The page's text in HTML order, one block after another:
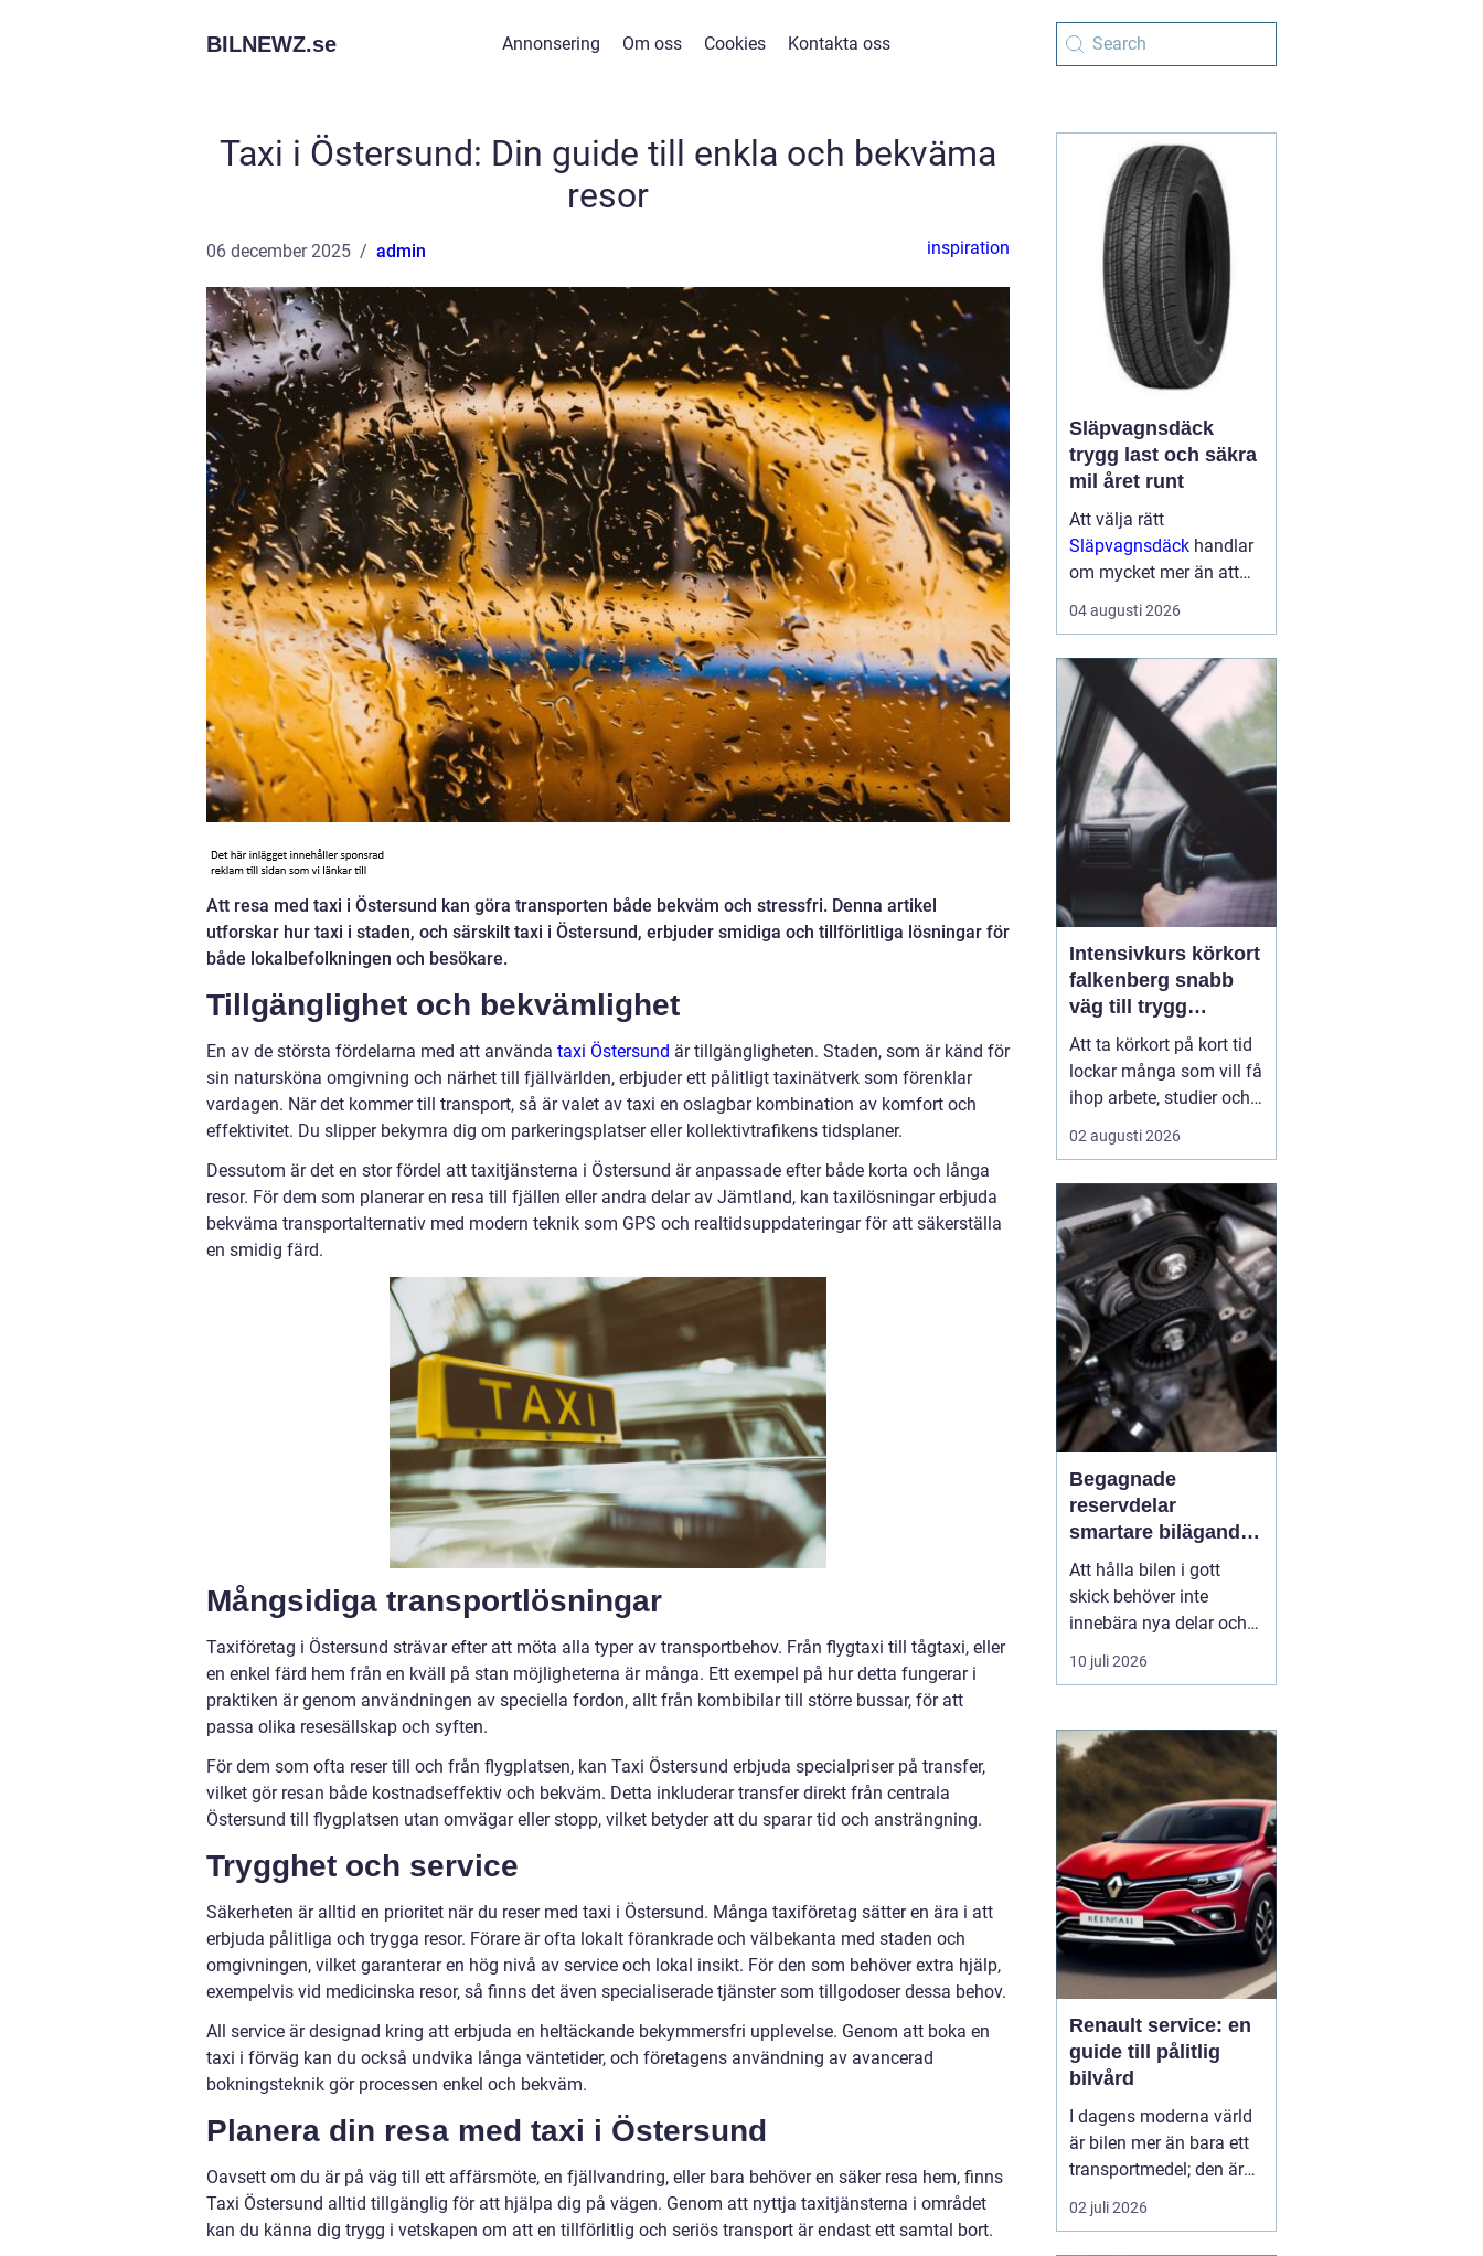
BILNEWZ.se Annonsering Om oss Cookies Kontakta oss
Taxi i Östersund: Din guide till enkla och bekväma
resor
06 december 2025 admin inspiration
Att resa med taxi i Östersund kan göra transporten både bekväm och stressfri. Denna artikel
utforskar hur taxi i staden, och särskilt taxi i Östersund, erbjuder smidiga och tillförlitliga lösningar för
både lokalbefolkningen och besökare.
Tillgänglighet och bekvämlighet
En av de största fördelarna med att använda taxi Östersund är tillgängligheten. Staden, som är känd för
sin natursköna omgivning och närhet till fjällvärlden, erbjuder ett pålitligt taxinätverk som förenklar
vardagen. När det kommer till transport, så är valet av taxi en oslagbar kombination av komfort och
effektivitet. Du slipper bekymra dig om parkeringsplatser eller kollektivtrafikens tidsplaner.
Dessutom är det en stor fördel att taxitjänsterna i Östersund är anpassade efter både korta och långa
resor. För dem som planerar en resa till fjällen eller andra delar av Jämtland, kan taxilösningar erbjuda
bekväma transportalternativ med modern teknik som GPS och realtidsuppdateringar för att säkerställa
en smidig färd.
Mångsidiga transportlösningar
Taxiföretag i Östersund strävar efter att möta alla typer av transportbehov. Från flygtaxi till tågtaxi, eller
en enkel färd hem från en kväll på stan möjligheterna är många. Ett exempel på hur detta fungerar i
praktiken är genom användningen av speciella fordon, allt från kombibilar till större bussar, för att
passa olika resesällskap och syften.
För dem som ofta reser till och från flygplatsen, kan Taxi Östersund erbjuda specialpriser på transfer,
vilket gör resan både kostnadseffektiv och bekväm. Detta inkluderar transfer direkt från centrala
Östersund till flygplatsen utan omvägar eller stopp, vilket betyder att du sparar tid och ansträngning.
Trygghet och service
Säkerheten är alltid en prioritet när du reser med taxi i Östersund. Många taxiföretag sätter en ära i att
erbjuda pålitliga och trygga resor. Förare är ofta lokalt förankrade och välbekanta med staden och
omgivningen, vilket garanterar en hög nivå av service och lokal insikt. För den som behöver extra hjälp,
exempelvis vid medicinska resor, så finns det även specialiserade tjänster som tillgodoser dessa behov.
All service är designad kring att erbjuda en heltäckande bekymmersfri upplevelse. Genom att boka en
taxi i förväg kan du också undvika långa väntetider, och företagens användning av avancerad
bokningsteknik gör processen enkel och bekväm.
Planera din resa med taxi i Östersund
Oavsett om du är på väg till ett affärsmöte, en fjällvandring, eller bara behöver en säker resa hem, finns
Taxi Östersund alltid tillgänglig för att hjälpa dig på vägen. Genom att nyttja taxitjänsterna i området
kan du känna dig trygg i vetskapen om att en tillförlitlig och seriös transport är endast ett samtal bort.
Släpvagnsdäck
trygg last och säkra
mil året runt
Att välja rätt
Släpvagnsdäck handlar
om mycket mer än att
bara hitta rätt
dimension. Däckens
påverkar både
bromssträcka, stabilitet,
köregenskaper och i
förlängningen säkerhe...
04 augusti 2026
Intensivkurs körkort
falkenberg snabb
väg till trygg
körning
Att ta körkort på kort tid
lockar många som vill få
ihop arbete, studier och
vardag utan att dra ut på
processen i flera
intensivkurs körkort
Falkenberg geren tydlig
struktur,...
02 augusti 2026
Begagnade
reservdelar
smartare bilägande
för plånbok och
miljö
Att hålla bilen i gott
skick behöver inte
innebära nya delar och
höga kostnader. Allt fler
bilägare ser
reservdelarbåde
ekonomiskt och ur
miljösynpunkt. Genom
att vä...
10 juli 2026
Renault service: en
guide till pålitlig
bilvård
I dagens moderna värld
är bilen mer än bara ett
transportmedel; den är
en viktig del av vårt
dagliga liv och ofta en
02 juli 2026